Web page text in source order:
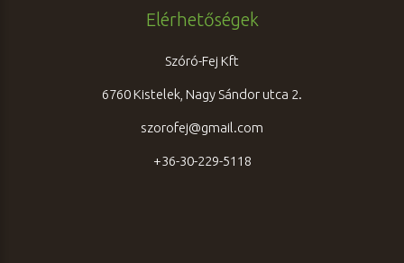
Elérhetőségek
Szóró-Fej Kft
6760 Kistelek, Nagy Sándor utca 2.
szorofej@gmail.com
+36-30-229-5118